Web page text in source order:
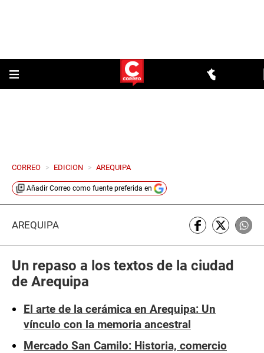
CORREO > EDICION > AREQUIPA
Añadir Correo como fuente preferida en
AREQUIPA
Un repaso a los textos de la ciudad
de Arequipa
El arte de la cerámica en Arequipa: Un
vínculo con la memoria ancestral
Mercado San Camilo: Historia, comercio